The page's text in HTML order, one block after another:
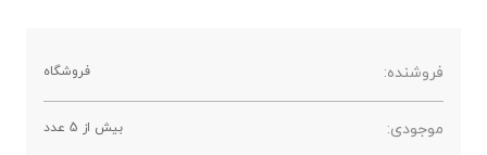
فروشنده: فروشگاه
موجودی: بیش از 5 عدد